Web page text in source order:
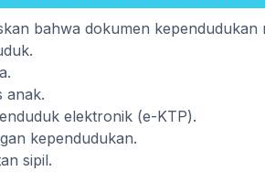
bahwa dokumen kependudukan
anak.
elektronik (e-KTP).
kependudukan.
sipil.